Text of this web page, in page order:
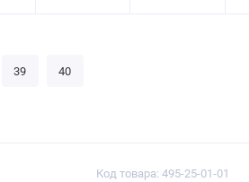
Код товара: 495-25-01-01
39 40